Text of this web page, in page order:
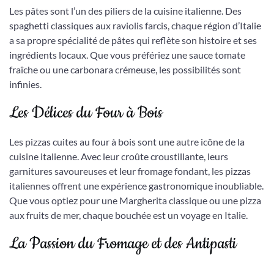
Les pâtes sont l’un des piliers de la cuisine italienne. Des
spaghetti classiques aux raviolis farcis, chaque région d’Italie
a sa propre spécialité de pâtes qui reflète son histoire et ses
ingrédients locaux. Que vous préfériez une sauce tomate
fraîche ou une carbonara crémeuse, les possibilités sont
infinies.
Les Délices du Four à Bois
Les pizzas cuites au four à bois sont une autre icône de la
cuisine italienne. Avec leur croûte croustillante, leurs
garnitures savoureuses et leur fromage fondant, les pizzas
italiennes offrent une expérience gastronomique inoubliable.
Que vous optiez pour une Margherita classique ou une pizza
aux fruits de mer, chaque bouchée est un voyage en Italie.
La Passion du Fromage et des Antipasti